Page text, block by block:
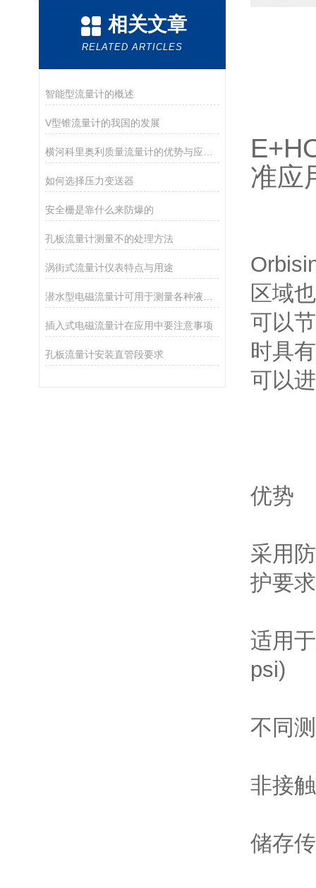
相关文章
RELATED ARTICLES
智能型流量计的概述
V型锥流量计的我国的发展
如何选择压力变送器
安全栅是靠什么来防爆的
孔板流量计测量不的处理方法
涡街式流量计仪表特点与用途
插入式电磁流量计在应用中要注意事项
孔板流量计安装直管段要求
准应
区域
可以
时具
可以
优势
采用
护要
适用
psi)
不同
非接
储存